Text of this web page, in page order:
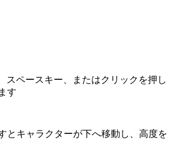
スペースキー、またはクリックを押し
す
とキャラクターが下へ移動し、高度を